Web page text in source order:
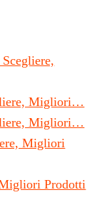
Migliori…
Migliori…
Migliori
Prodotti